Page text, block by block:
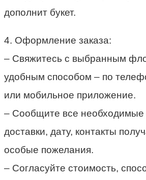
дополнит букет.
4. Оформление заказа:
– Свяжитесь с выбранным
удобным способом – по
или мобильное приложение.
– Сообщите все необходимые
доставки, дату, контакты
особые пожелания.
– Согласуйте стоимость,